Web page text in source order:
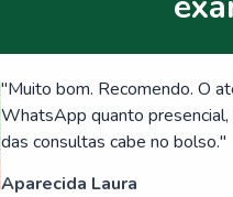
"Muito bom. Recomendo. O
WhatsApp quanto
das consultas cabe no bolso."
Aparecida Laura